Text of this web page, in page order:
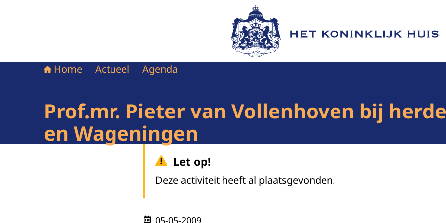
Naar de homepage van Het Koninklijk Huis
Home Actueel Agenda
Prof.mr. Pieter van Vollenhoven bij
en Wageningen
Let op!
Deze activiteit heeft al plaatsgevonden.
05-05-2009